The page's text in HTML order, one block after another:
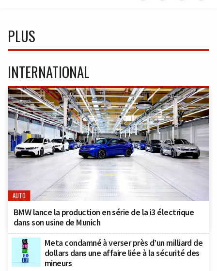
PLUS
INTERNATIONAL
AUTO
BMW lance la production en série de la i3 électrique
dans son usine de Munich
Meta condamné à verser près d’un milliard de
dollars dans une affaire liée à la sécurité des
mineurs